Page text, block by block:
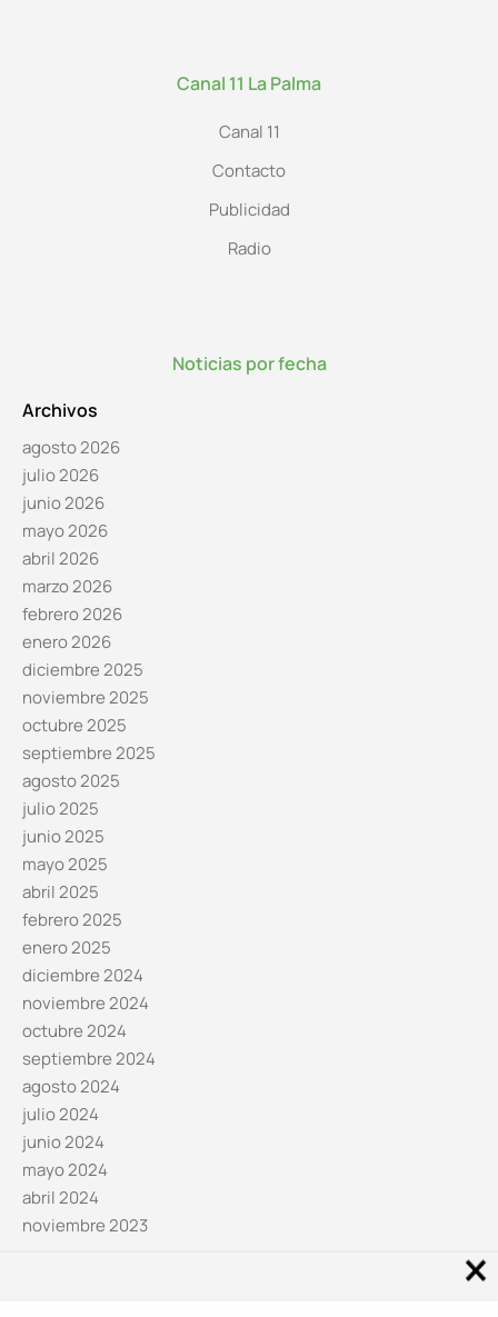
Canal 11 La Palma
Canal 11
Contacto
Publicidad
Radio
Noticias por fecha
Archivos
agosto 2026
julio 2026
junio 2026
mayo 2026
abril 2026
marzo 2026
febrero 2026
enero 2026
diciembre 2025
noviembre 2025
octubre 2025
septiembre 2025
agosto 2025
julio 2025
junio 2025
mayo 2025
abril 2025
febrero 2025
enero 2025
diciembre 2024
noviembre 2024
octubre 2024
septiembre 2024
agosto 2024
julio 2024
junio 2024
mayo 2024
abril 2024
noviembre 2023